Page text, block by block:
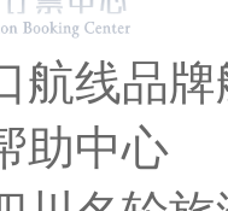
航线品
助中心